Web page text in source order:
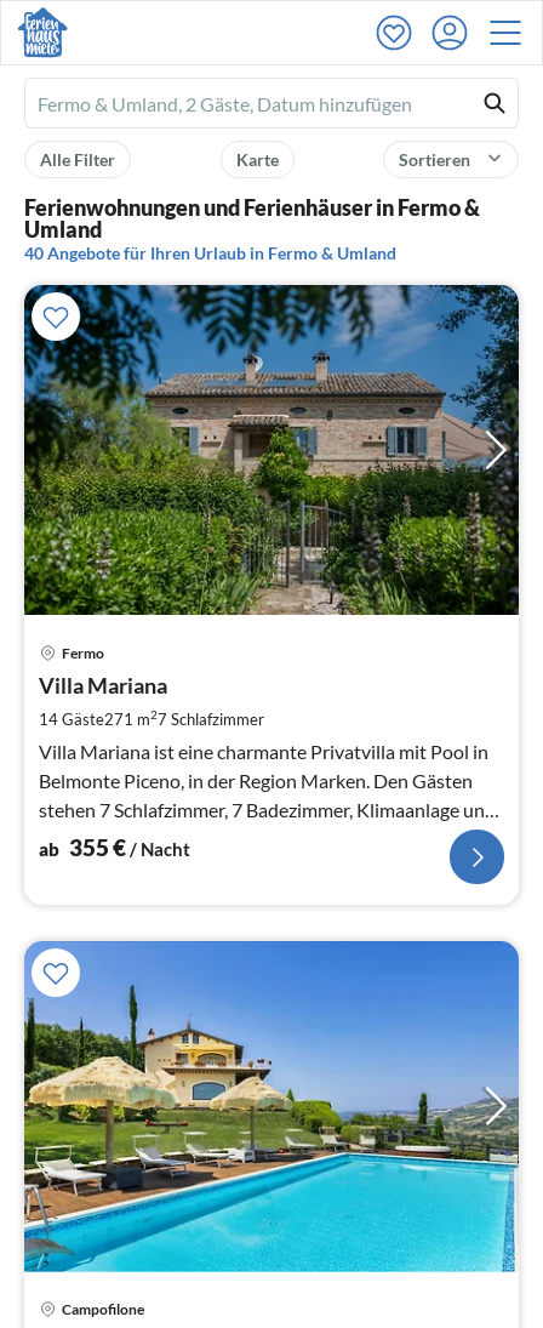
Ferienhausmiete
logo
Sortieren
Karte
Alle Filter
Ferienwohnungen und Ferienhäuser in Fermo &
Umland
40 Angebote für Ihren Urlaub in Fermo & Umland
Fermo
Villa Mariana
14 Gäste271 m27 Schlafzimmer
Villa Mariana ist eine charmante Privatvilla mit Pool in
Belmonte Piceno, in der Region Marken. Den Gästen
stehen 7 Schlafzimmer, 7 Badezimmer, Klimaanlage und
WLAN zur Verfügun.
ab 355€/ Nacht
Campofilone